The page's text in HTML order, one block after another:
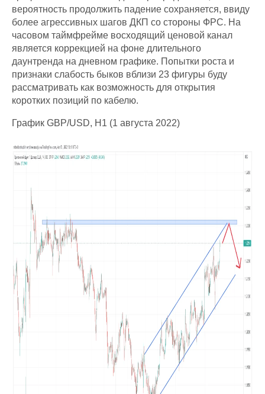
вероятность продолжить падение сохраняется, ввиду
более агрессивных шагов ДКП со стороны ФРС. На
часовом таймфрейме восходящий ценовой канал
является коррекцией на фоне длительного
даунтренда на дневном графике. Попытки роста и
признаки слабость быков вблизи 23 фигуры буду
рассматривать как возможность для открытия
коротких позиций по кабелю.
График GBP/USD, H1 (1 августа 2022)